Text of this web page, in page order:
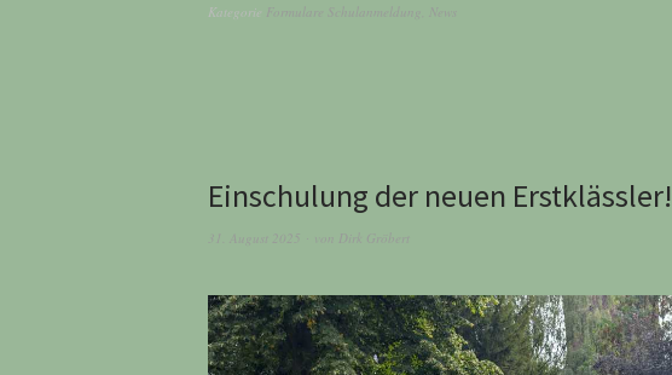
Kategorie Formulare Schulanmeldung News
Einschulung der neuen Erstklässler!
31. August 2025 von Dirk Gröbert